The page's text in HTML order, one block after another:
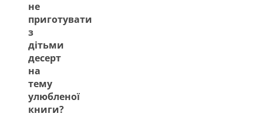
не
приготувати
з
дітьми
десерт
на
тему
улюбленої
книги?